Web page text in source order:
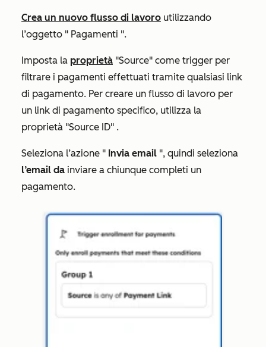
Crea un nuovo flusso di lavoro utilizzando
l’oggetto " Pagamenti ".
Imposta la proprietà "Source" come trigger per
filtrare i pagamenti effettuati tramite qualsiasi link
di pagamento. Per creare un flusso di lavoro per
un link di pagamento specifico, utilizza la
proprietà "Source ID" .
Seleziona l’azione " Invia email ", quindi seleziona
l’email da inviare a chiunque completi un
pagamento.